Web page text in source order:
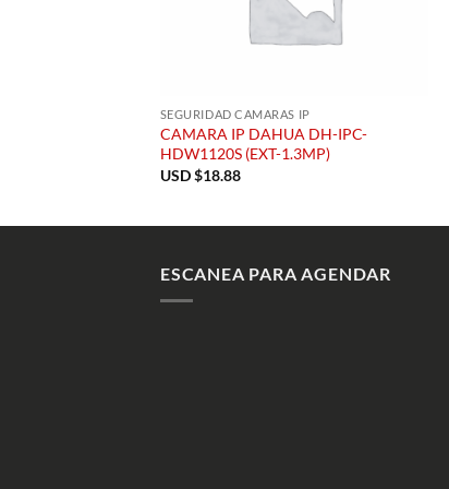
SEGURIDAD CAMARAS IP
CAMARA IP DAHUA DH-IPC-
HDW1120S (EXT-1.3MP)
USD $18.88
ESCANEA PARA AGENDAR